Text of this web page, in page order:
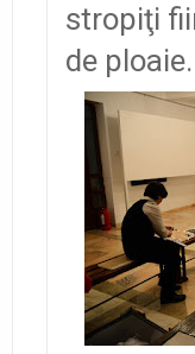
stropiţi
de ploaie.